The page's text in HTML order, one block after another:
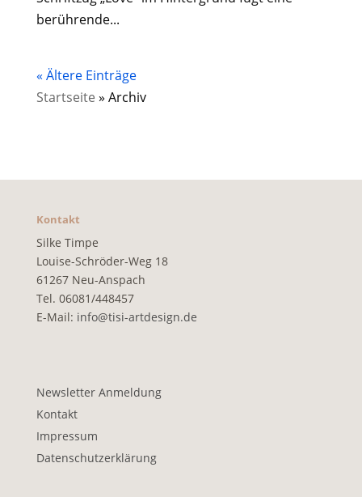
berührende...
« Ältere Einträge
Startseite » Archiv
Kontakt
Silke Timpe
Louise-Schröder-Weg 18
61267 Neu-Anspach
Tel. 06081/448457
E-Mail: info@tisi-artdesign.de
Newsletter Anmeldung
Kontakt
Impressum
Datenschutzerklärung